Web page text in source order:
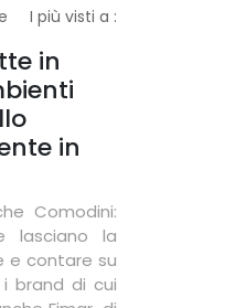
I più visti a :
in
in
Comodini:
lasciano la
e contare su
brand di cui